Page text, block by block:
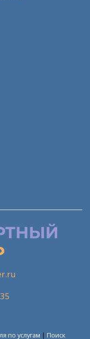
по услугам | Поиск